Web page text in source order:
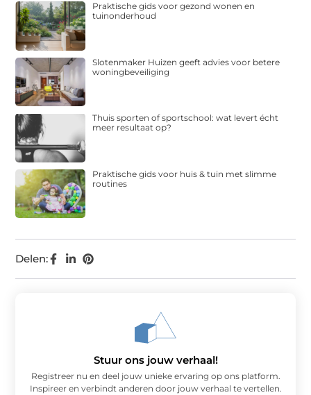
Delen:
Praktische gids voor gezond wonen en
tuinonderhoud
Slotenmaker Huizen geeft advies voor betere
woningbeveiliging
Thuis sporten of sportschool: wat levert écht
meer resultaat op?
Praktische gids voor huis & tuin met slimme
routines
Stuur ons jouw verhaal!
Registreer nu en deel jouw unieke ervaring op ons platform.
Inspireer en verbindt anderen door jouw verhaal te vertellen.